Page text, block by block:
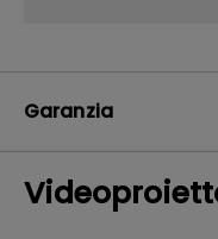
Garanzia